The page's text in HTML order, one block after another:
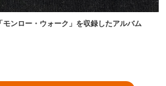
ンロー・ウォーク」を収録したアルバム